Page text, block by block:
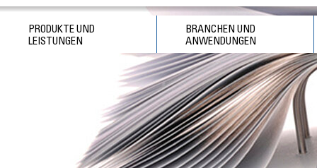
PRODUKTE UND
LEISTUNGEN
BRANCHEN UND
ANWENDUNGEN